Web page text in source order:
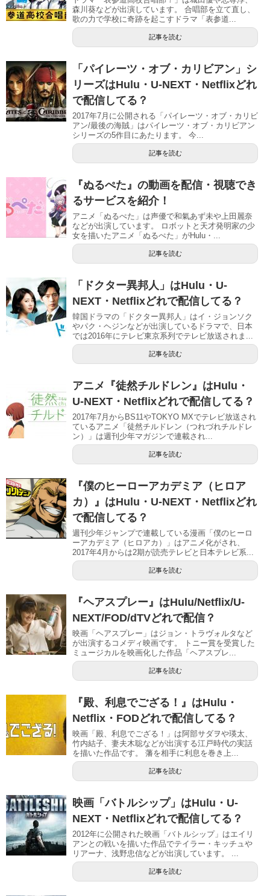
森川葵などが出演しています。 合唱部を立て直し、
歌の力で学校に奇跡を起こすドラマ「表参道...
記事を読む
「パイレーツ・オブ・カリビアン」シ
リーズはHulu・U-NEXT・Netflixどれ
で配信してる？
2017年7月に公開される「パイレーツ・オブ・カリビ
アン/最後の海賊」はパイレーツ・オブ・カリビアン
シリーズの5作目にあたります。 今...
記事を読む
『ぬるぺた』の動画を配信・視聴でき
るサービスを紹介！
アニメ「ぬるぺた」は声優で和氣あず未や上田麗奈
などが出演しています。 ロボットと天才発明家の少
女を描いたアニメ「ぬるぺた」がHulu・...
記事を読む
「ドクター異邦人」はHulu・U-
NEXT・Netflixどれで配信してる？
韓国ドラマの「ドクター異邦人」はイ・ジョンソク
やパク・ヘジンなどが出演しているドラマで、日本
では2016年にテレビ東京系列でテレビ放送されま...
記事を読む
アニメ『徒然チルドレン』はHulu・
U-NEXT・Netflixどれで配信してる？
2017年7月からBS11やTOKYO MXでテレビ放送され
ているアニメ「徒然チルドレン（つれづれチルドレ
ン）」は週刊少年マガジンで連載され...
記事を読む
『僕のヒーローアカデミア（ヒロア
カ）』はHulu・U-NEXT・Netflixどれ
で配信してる？
週刊少年ジャンプで連載している漫画「僕のヒーロ
ーアカデミア（ヒロアカ）」はアニメ化がされ、
2017年4月からは2期が読売テレビと日本テレビ系...
記事を読む
『ヘアスプレー』はHulu/Netflix/U-
NEXT/FOD/dTVどれで配信？
映画「ヘアスプレー」はジョン・トラヴォルタなど
が出演するコメディ映画です。 トニー賞を受賞した
ミュージカルを映画化した作品「ヘアスプレ...
記事を読む
『殿、利息でござる！』はHulu・
Netflix・FODどれで配信してる？
映画「殿、利息でござる！」は阿部サダヲや瑛太、
竹内結子、妻夫木聡などが出演する江戸時代の実話
を描いた作品です。 藩を相手に利息を巻き上...
記事を読む
映画「バトルシップ」はHulu・U-
NEXT・Netflixどれで配信してる？
2012年に公開された映画「バトルシップ」はエイリ
アンとの戦いを描いた作品でテイラー・キッチュや
リアーナ、浅野忠信などが出演しています。 ...
記事を読む